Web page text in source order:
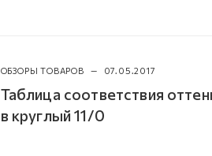
ОБЗОРЫ ТОВАРОВ — 07.05.2017
Таблица соответствия
в круглый 11/0